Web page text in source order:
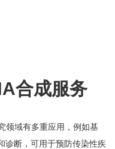
合成服务
领域有多重应用，例如基
诊断，可用于预防传染性疾